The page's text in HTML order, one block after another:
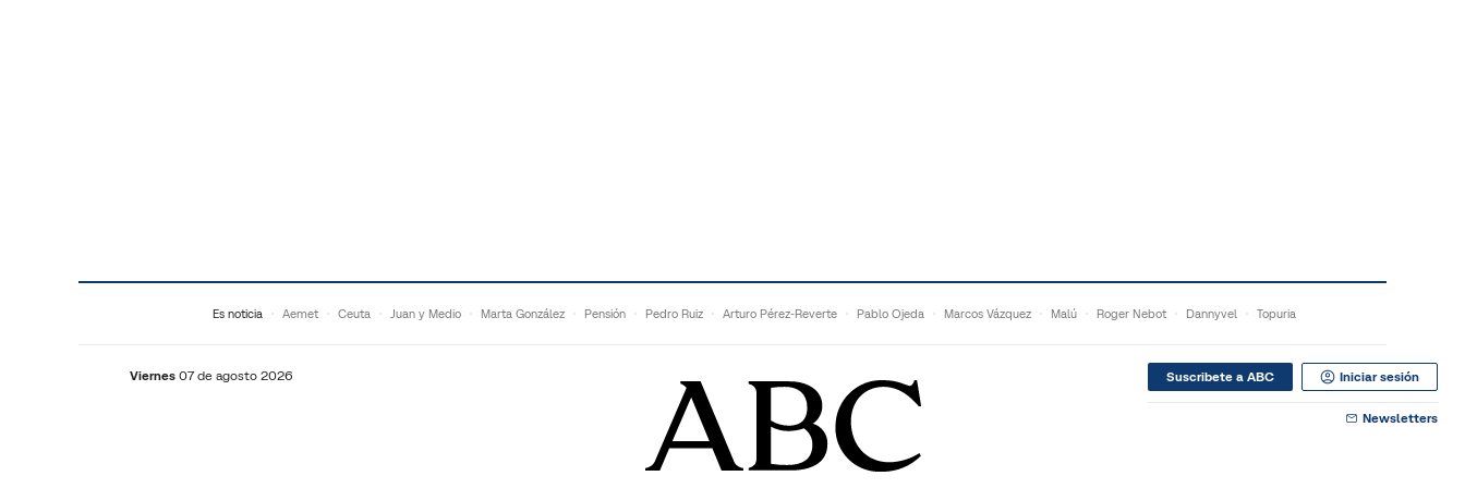
Es noticia Aemet Ceuta Juan y Medio Marta González Pensión Pedro Ruiz Arturo Pérez-Reverte Pablo Ojeda Marcos Vázquez Malú Roger Nebot Dannyvel Topuria
Viernes 07 de agosto 2026 Suscribete a ABC Iniciar sesión
Newsletters